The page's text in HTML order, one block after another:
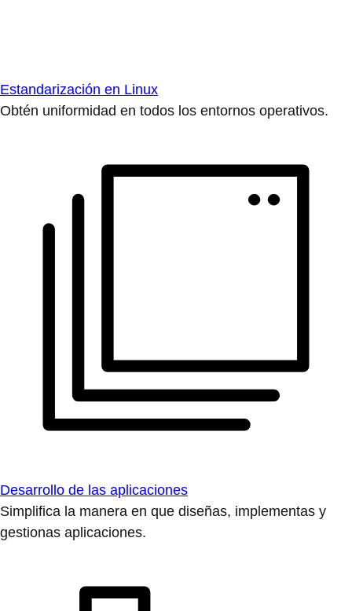
Estandarización en Linux
Obtén uniformidad en todos los entornos operativos.
Desarrollo de las aplicaciones
Simplifica la manera en que diseñas, implementas y
gestionas aplicaciones.